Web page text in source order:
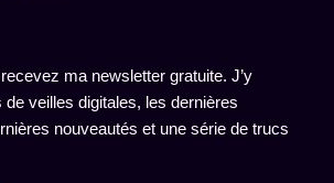
ma newsletter gratuite. J’y
de veilles digitales, les dernières
nouveautés et une série de trucs